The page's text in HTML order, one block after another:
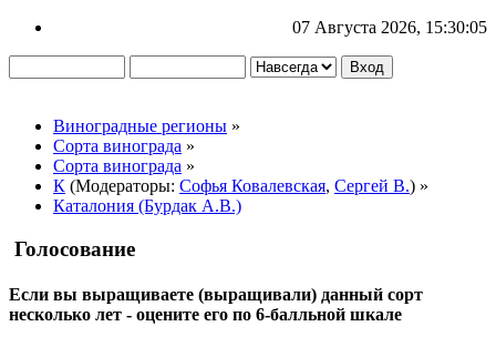
07 Августа 2026, 15:30:05
Виноградные регионы »
Сорта винограда »
Сорта винограда »
К (Модераторы: Софья Ковалевская, Сергей В.) »
Каталония (Бурдак А.В.)
Голосование
Если вы выращиваете (выращивали) данный сорт
несколько лет - оцените его по 6-балльной шкале